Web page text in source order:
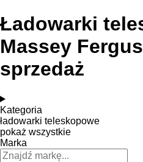
Ładowarki
Massey
sprzedaż
Kategoria
ładowarki teleskopowe
pokaż wszystkie
Marka